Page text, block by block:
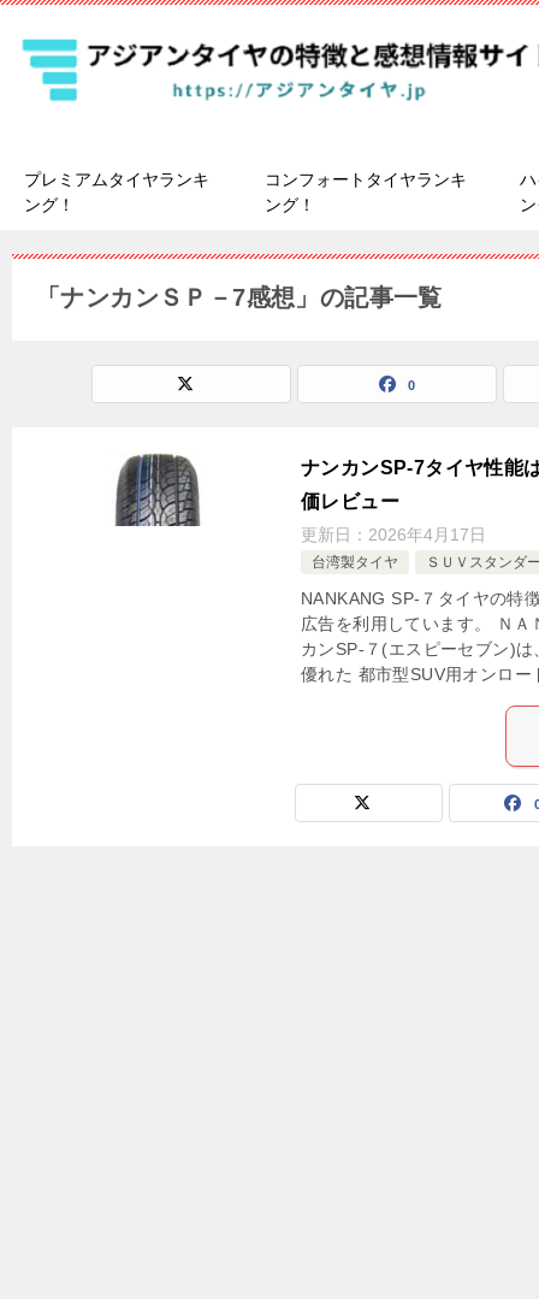
プレミアムタイヤランキ
ング！
コンフォートタイヤランキ
ング！
「ナンカンＳＰ－7感想」の記事一覧
0
ナンカンSP-7タイヤ性能
価レビュー
更新日： 2026年4月17日
台湾製タイヤ ＳＵＶスタンダ
NANKANG SP-７タイヤの特
広告を利用しています。 Ｎ
カンSP-７(エスピーセブン)
優れた 都市型SUV用オンロ